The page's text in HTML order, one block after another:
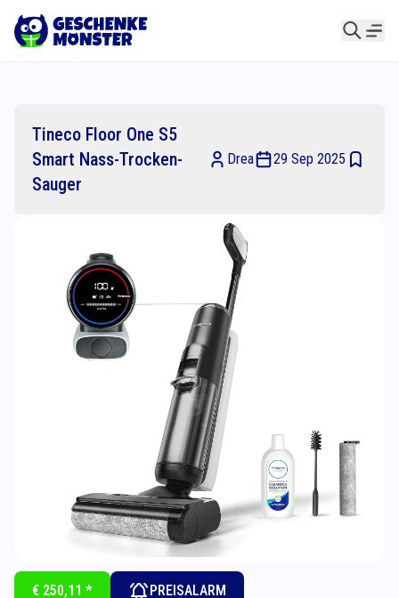
Tineco Floor One S5
Smart Nass-Trocken-
Sauger
Drea 29 Sep 2025
€ 250,11 * PREISALARM